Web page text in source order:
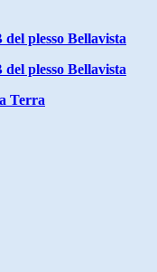
plesso Bellavista
plesso Bellavista
Terra